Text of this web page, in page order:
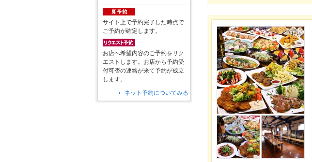
サイト上で予約完了した時点で
ご予約が確定します。
お店へ希望内容のご予約をリク
エストします。お店から予約受
付可否の連絡が来て予約が成立
します。
ネット予約についてみる